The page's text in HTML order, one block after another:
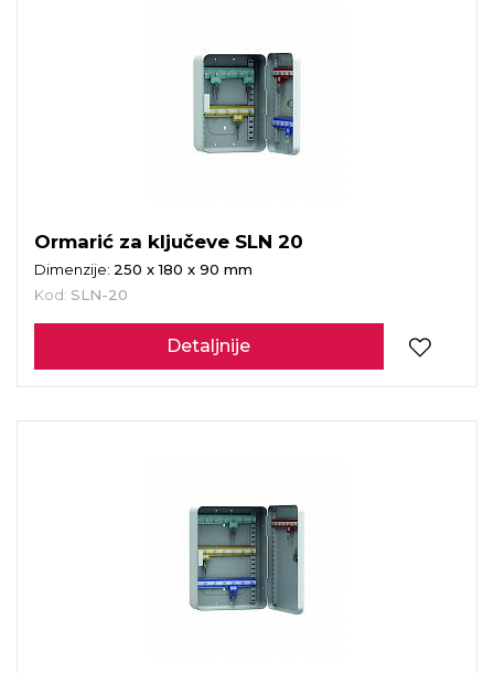
Ormarić za ključeve SLN 20
Dimenzije: 250 x 180 x 90 mm
Kod: SLN-20
Detaljnije